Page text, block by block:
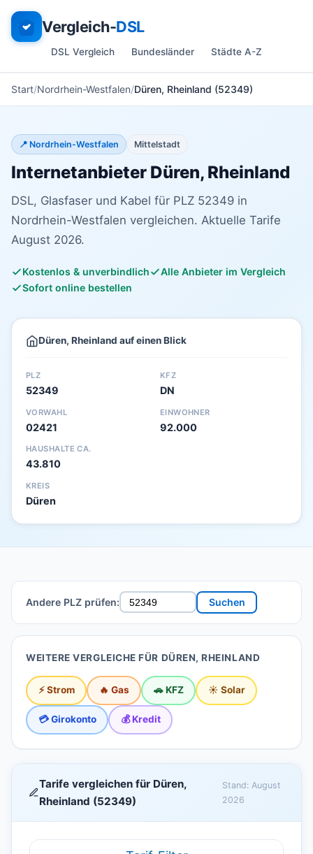
Vergleich-DSL
DSL Vergleich Bundesländer Städte A-Z
Start Nordrhein-Westfalen Düren, Rheinland (52349)
📍 Nordrhein-Westfalen Mittelstadt
Internetanbieter Düren, Rheinland
DSL, Glasfaser und Kabel für PLZ 52349 in
Nordrhein-Westfalen vergleichen. Aktuelle Tarife
August 2026.
Kostenlos & unverbindlich
Alle Anbieter im Vergleich
Sofort online bestellen
Düren, Rheinland auf einen Blick
PLZ
52349
KFZ
DN
VORWAHL
02421
EINWOHNER
92.000
HAUSHALTE CA.
43.810
KREIS
Düren
Andere PLZ prüfen: Suchen
WEITERE VERGLEICHE FÜR DÜREN, RHEINLAND
⚡ Strom 🔥 Gas 🚗 KFZ ☀️ Solar
💳 Girokonto 💰 Kredit
Tarife vergleichen für Düren,
Rheinland (52349)
Stand: August
2026